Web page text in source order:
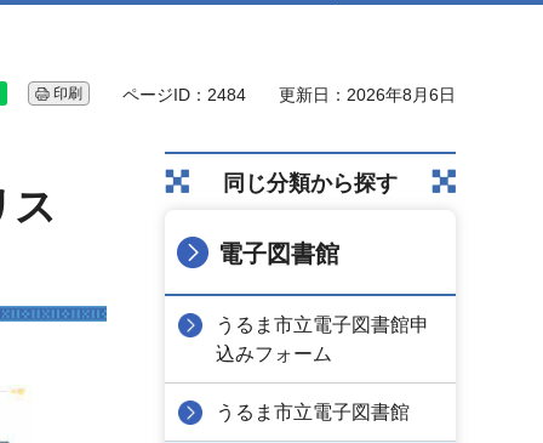
印刷 ページID：2484 更新日：2026年8月6日
ス 同じ分類から探す
電子図書館
うるま市立電子図書館申
込みフォーム
うるま市立電子図書館